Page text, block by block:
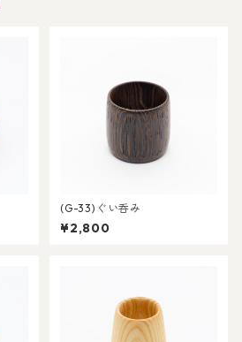
(G-33)ぐい呑み
¥2,800